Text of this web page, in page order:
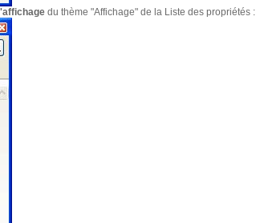
du thème "Affichage" de la Liste des propriétés :